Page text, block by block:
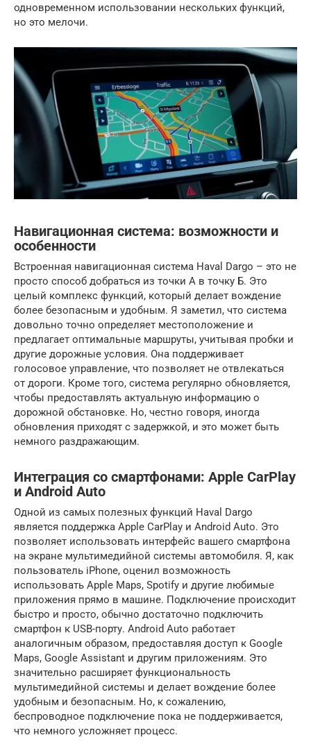
одновременном использовании нескольких функций,
но это мелочи.
Навигационная система: возможности и
особенности
Встроенная навигационная система Haval Dargo – это не
просто способ добраться из точки А в точку Б. Это
целый комплекс функций, который делает вождение
более безопасным и удобным. Я заметил, что система
довольно точно определяет местоположение и
предлагает оптимальные маршруты, учитывая пробки и
другие дорожные условия. Она поддерживает
голосовое управление, что позволяет не отвлекаться
от дороги. Кроме того, система регулярно обновляется,
чтобы предоставлять актуальную информацию о
дорожной обстановке. Но, честно говоря, иногда
обновления приходят с задержкой, и это может быть
немного раздражающим.
Интеграция со смартфонами: Apple CarPlay
и Android Auto
Одной из самых полезных функций Haval Dargo
является поддержка Apple CarPlay и Android Auto. Это
позволяет использовать интерфейс вашего смартфона
на экране мультимедийной системы автомобиля. Я, как
пользователь iPhone, оценил возможность
использовать Apple Maps, Spotify и другие любимые
приложения прямо в машине. Подключение происходит
быстро и просто, обычно достаточно подключить
смартфон к USB-порту. Android Auto работает
аналогичным образом, предоставляя доступ к Google
Maps, Google Assistant и другим приложениям. Это
значительно расширяет функциональность
мультимедийной системы и делает вождение более
удобным и безопасным. Но, к сожалению,
беспроводное подключение пока не поддерживается,
что немного усложняет процесс.